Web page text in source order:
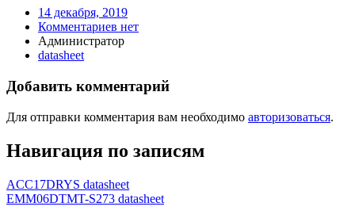
14 декабря, 2019
Комментариев нет
Администратор
datasheet
Добавить комментарий
Для отправки комментария вам необходимо авторизоваться.
Навигация по записям
ACC17DRYS datasheet
EMM06DTMT-S273 datasheet